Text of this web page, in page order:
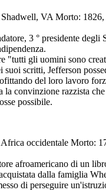
VA Morto: 1826,
3 ° presidente degli
"tutti gli uomini sono
scritti, Jefferson
del loro lavoro
la convinzione razzista
possibile.
occidentale Morto:
afroamericano di un
dalla famiglia
di perseguire